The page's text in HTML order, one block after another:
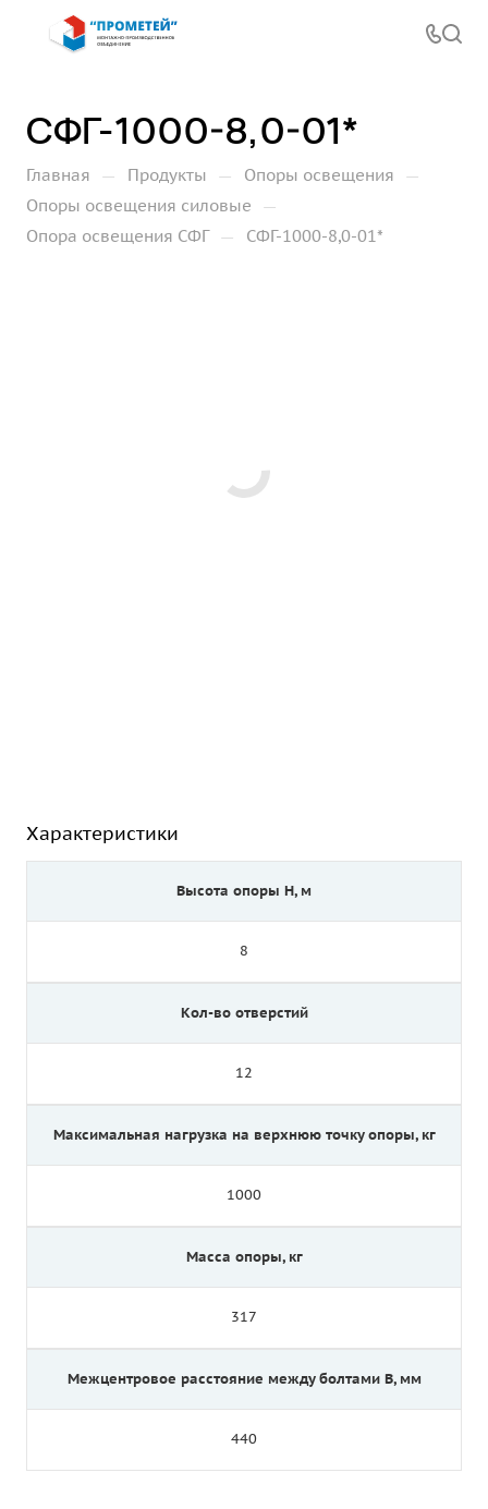
СФГ-1000-8,0-01*
Главная — Продукты — Опоры освещения —
Опоры освещения силовые —
Опора освещения СФГ — СФГ-1000-8,0-01*
Характеристики
Высота опоры Н, м
8
Кол-во отверстий
12
Максимальная нагрузка на верхнюю точку опоры, кг
1000
Масса опоры, кг
317
Межцентровое расстояние между болтами B, мм
440